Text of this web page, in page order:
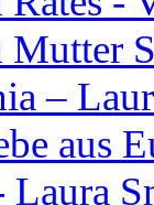
–
aus
Laura